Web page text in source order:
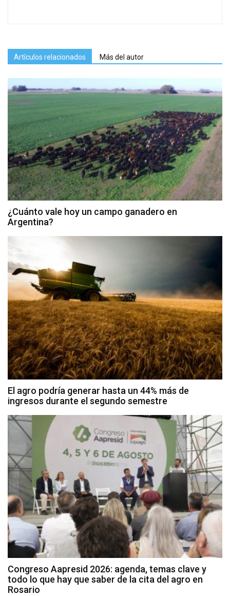
Artículos relacionados Más del autor
¿Cuánto vale hoy un campo ganadero en
Argentina?
El agro podría generar hasta un 44% más de
ingresos durante el segundo semestre
Congreso Aapresid 2026: agenda, temas clave y
todo lo que hay que saber de la cita del agro en
Rosario